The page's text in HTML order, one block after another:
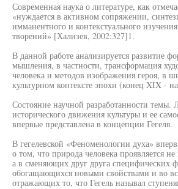
Современная наука о литературе, как
«нуждается в активном сопряжении,
имманентного и контекстуального
творений» [Хализев, 2002:327]1.
В данной работе анализируется развитие
мышления, в частности, трансформация
человека и методов изображения героя, в
культурном контексте эпохи (конец XIX -
Состояние научной разработанности темы.
исторического движения культуры и ее
впервые представлена в концепции Гегеля.
В гегелевской «Феноменологии духа»
о том, что природа человека проявляется
а в сменяющих друг друга специфических
обогащающихся новыми свойствами и во
отражающих то, что Гегель называл